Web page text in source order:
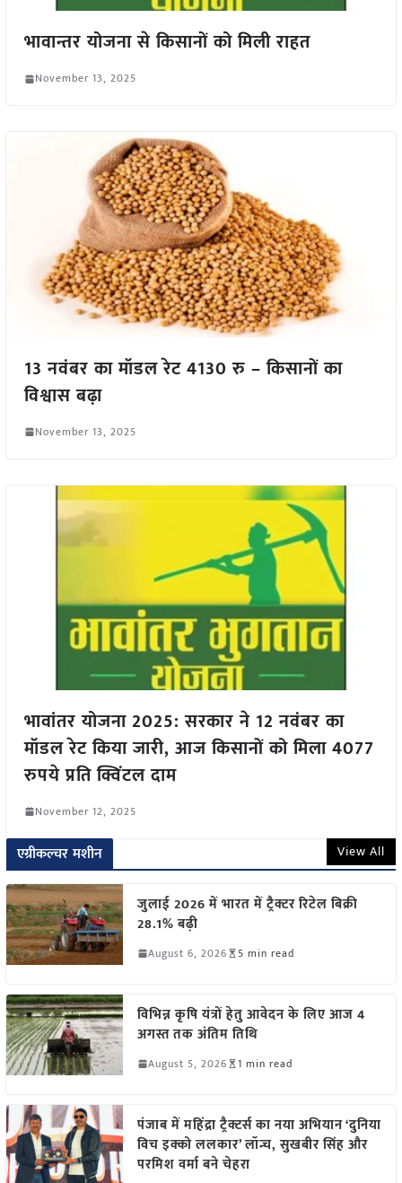
भावान्तर योजना से किसानों को मिली राहत
November 13, 2025
13 नवंबर का मॉडल रेट 4130 रु – किसानों का
विश्वास बढ़ा
November 13, 2025
भावांतर योजना 2025: सरकार ने 12 नवंबर का
मॉडल रेट किया जारी, आज किसानों को मिला 4077
रुपये प्रति क्विंटल दाम
November 12, 2025
एग्रीकल्चर मशीन View All
जुलाई 2026 में भारत में ट्रैक्टर रिटेल बिक्री
28.1% बढ़ी
August 6, 2026 5 min read
विभिन्न कृषि यंत्रों हेतु आवेदन के लिए आज 4
अगस्त तक अंतिम तिथि
August 5, 2026 1 min read
पंजाब में महिंद्रा ट्रैक्टर्स का नया अभियान ‘दुनिया
विच इक्को ललकार’ लॉन्च, सुखबीर सिंह और
परमिश वर्मा बने चेहरा